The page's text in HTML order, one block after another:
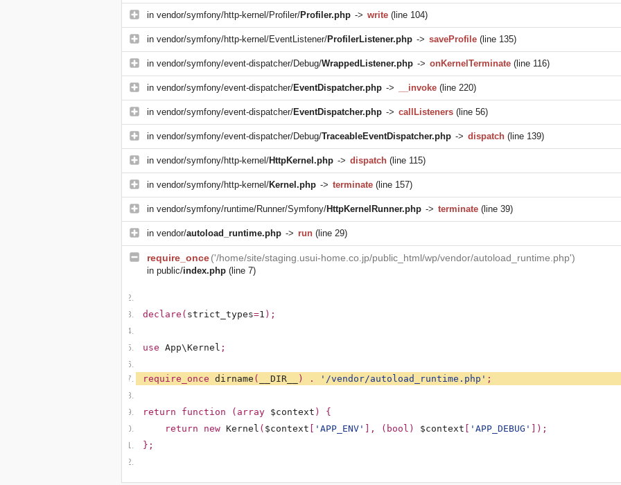
in vendor/symfony/http-kernel/Profiler/Profiler.php -> write (line 104)
in vendor/symfony/http-kernel/EventListener/ProfilerListener.php -> saveProfile (line 135)
in vendor/symfony/event-dispatcher/Debug/WrappedListener.php -> onKernelTerminate (line 116)
in vendor/symfony/event-dispatcher/EventDispatcher.php -> __invoke (line 220)
in vendor/symfony/event-dispatcher/EventDispatcher.php -> callListeners (line 56)
in vendor/symfony/event-dispatcher/Debug/TraceableEventDispatcher.php -> dispatch (line 139)
in vendor/symfony/http-kernel/HttpKernel.php -> dispatch (line 115)
in vendor/symfony/http-kernel/Kernel.php -> terminate (line 157)
in vendor/symfony/runtime/Runner/Symfony/HttpKernelRunner.php -> terminate (line 39)
in vendor/autoload_runtime.php -> run (line 29)
require_once('/home/site/staging.usui-home.co.jp/public_html/wp/vendor/autoload_runtime.php')
in public/index.php (line 7)
declare( strict_types=1 );
use App\Kernel ;
require_once dirname ( __DIR__ ) . '/vendor/autoload_runtime.php' ;
return function (array $context ) {
return new Kernel ( $context 'APP_ENV' ], (bool) $context 'APP_DEBUG'
]);
};